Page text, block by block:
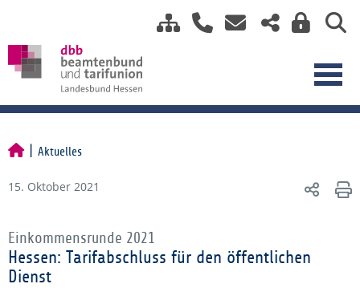
Aktuelles
15. Oktober 2021
Einkommensrunde 2021
Hessen: Tarifabschluss für den öffentlichen
Dienst